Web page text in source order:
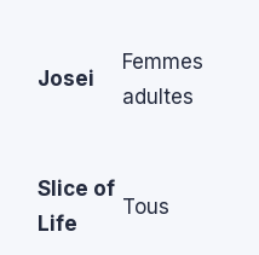
Josei
Femmes
adultes
Slice of
Life
Tous